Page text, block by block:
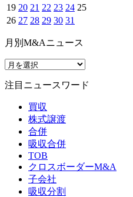
19 20 21 22 23 24 25
26 27 28 29 30 31
月別M&Aニュース
注目ニュースワード
買収
株式譲渡
合併
吸収合併
TOB
クロスボーダーM&A
子会社
吸収分割